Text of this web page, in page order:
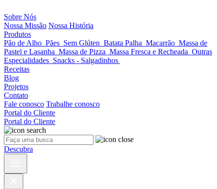
Sobre Nós
Nossa Missão Nossa História
Produtos
Pão de Alho Pães Sem Glúten Batata Palha Macarrão Massa de
Pastel e Lasanha Massa de Pizza Massa Fresca e Recheada Outras
Especialidades Snacks - Salgadinhos
Receitas
Blog
Projetos
Contato
Fale conosco Trabalhe conosco
Portal do Cliente
Portal do Cliente
Descubra